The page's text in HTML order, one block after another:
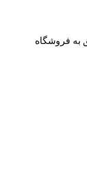
به فروشگاه